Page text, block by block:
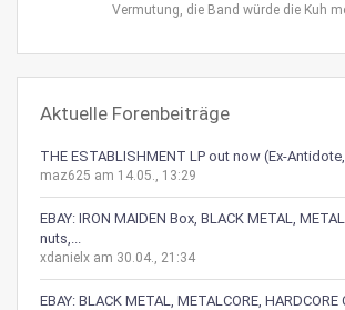
Vermutung, die Band würde die Kuh
Aktuelle Forenbeiträge
THE ESTABLISHMENT LP out now (Ex-Antidote,
maz625 am 14.05., 13:29
EBAY: IRON MAIDEN Box, BLACK METAL,
nuts,...
xdanielx am 30.04., 21:34
EBAY: BLACK METAL, METALCORE, HARDCORE